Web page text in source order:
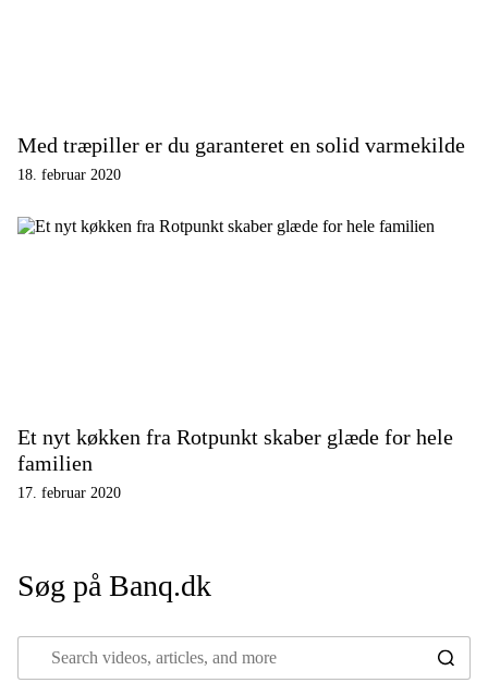
Med træpiller er du garanteret en solid varmekilde
18. februar 2020
Et nyt køkken fra Rotpunkt skaber glæde for hele
familien
17. februar 2020
Søg på Banq.dk